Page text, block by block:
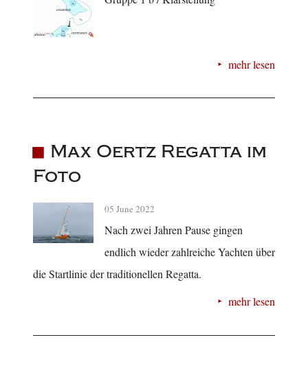
mehr lesen
Max Oertz Regatta im
Foto
05 June 2022
Nach zwei Jahren Pause gingen
endlich wieder zahlreiche Yachten über
die Startlinie der traditionellen Regatta.
mehr lesen